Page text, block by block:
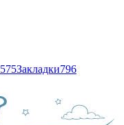
575Закладки796